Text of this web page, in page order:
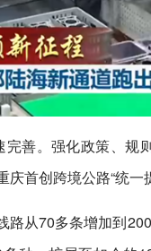
完善。强化政策、
首创跨境公路“统一
路从70多条增加到